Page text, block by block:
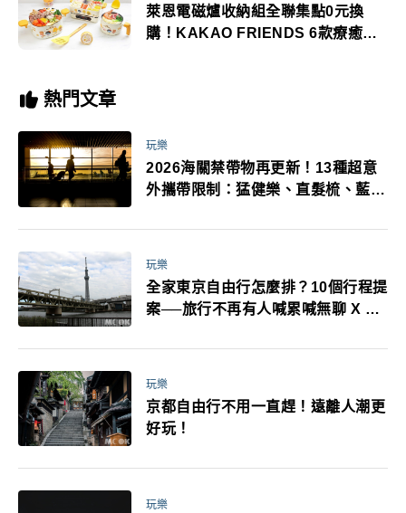
萊恩電磁爐收納組全聯集點0元換
購！KAKAO FRIENDS 6款療癒實
熱門文章
玩樂
2026海關禁帶物再更新！13種超意
外攜帶限制：猛健樂、直髮梳、藍牙
萬！注意事項一次看！
玩樂
全家東京自由行怎麼排？10個行程提
案──旅行不再有人喊累喊無聊 X 爸
玩樂
京都自由行不用一直趕！遠離人潮更
好玩！
玩樂